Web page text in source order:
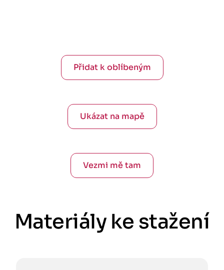
Přidat k oblíbeným
Ukázat na mapě
Vezmi mě tam
Materiály ke stažení